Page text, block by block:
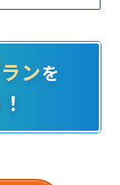
ンを